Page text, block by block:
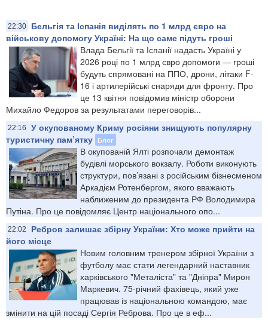
22:30
Бельгія та Іспанія виділять по 1 млрд євро на
військову допомогу Україні: На що саме підуть гроші
Влада Бельгії та Іспанії надасть Україні у
2026 році по 1 млрд євро допомоги — гроші
будуть спрямовані на ППО, дрони, літаки F-
16 і артилерійські снаряди для фронту. Про
це 13 квітня повідомив міністр оборони
Михайло Федоров за результатами переговорів...
22:16
У окупованому Криму росіяни знищують популярну
туристичну пам’ятку Блог
В окупованій Ялті розпочали демонтаж
будівлі морського вокзалу. Роботи виконують
структури, пов’язані з російським бізнесменом
Аркадієм Ротенбергом, якого вважають
наближеним до президента РФ Володимира
Путіна. Про це повідомляє Центр національного опо...
22:02
Ребров залишає збірну України: Хто може прийти на
його місце
Новим головним тренером збірної України з
футболу має стати легендарний наставник
харківського "Металіста" та "Дніпра" Мирон
Маркевич. 75-річний фахівець, який уже
працював із національною командою, має
змінити на цій посаді Сергія Реброва. Про це в еф...